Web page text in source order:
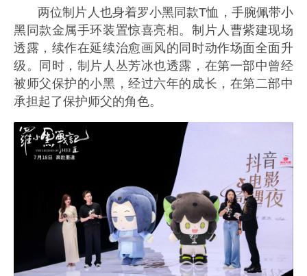
两位制片人也身着罗小黑同款T恤，手腕佩带小
黑同款金属手环装置惊喜亮相。制片人曹紫建现场
透露，续作在延续治愈画风的同时动作场面全面升
级。同时，制片人丛芳冰也透露，在第一部中曾经
被师父保护的小黑，经过六年的成长，在第二部中
承担起了保护师父的角色。